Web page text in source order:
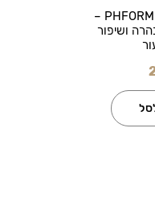
PHFORMULA Vita C Mask –
ושיפור